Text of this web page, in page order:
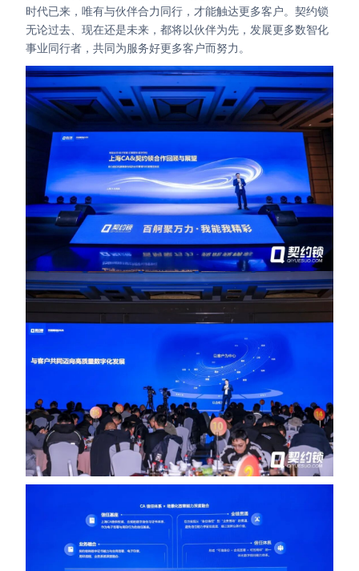
时代已来，唯有与伙伴合力同行，才能触达更多客户。契约锁
无论过去、现在还是未来，都将以伙伴为先，发展更多数智化
事业同行者，共同为服务好更多客户而努力。